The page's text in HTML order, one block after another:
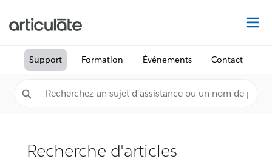
Support Formation Événements Contact
Recherche d'articles